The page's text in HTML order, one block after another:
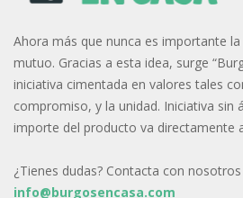
Ahora más que nunca es importante
mutuo. Gracias a esta idea, surge
iniciativa cimentada en valores tales
compromiso, y la unidad. Iniciativa sin
importe del producto va directamente
¿Tienes dudas? Contacta con nosotros
info@burgosencasa.com